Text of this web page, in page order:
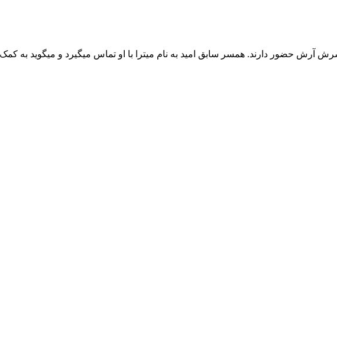
حضور دارند. همسر سابق امید به نام میترا با او تماس میگیرد و میگوید به کمک او